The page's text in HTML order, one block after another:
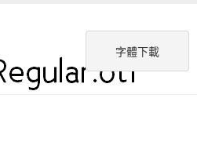
字體下載